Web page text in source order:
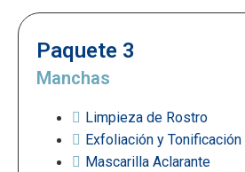
Paquete 3
Manchas
Limpieza de Rostro
Exfoliación y Tonificación
Mascarilla Aclarante